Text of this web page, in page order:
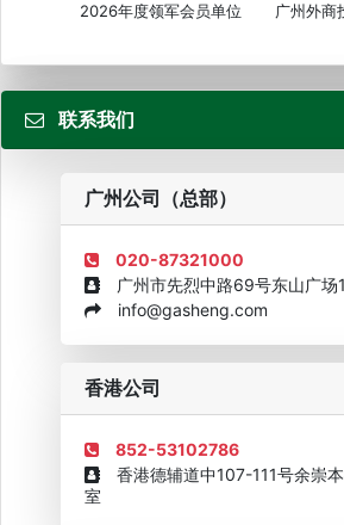
2026年度领军会员单位
广州外商
企业诚信AAAAA奖牌2015 欧美澳最
联系我们
广州公司（总部）
020-87321000
广州市先烈中路69号东山广场
info@gasheng.com
香港公司
852-53102786
香港德辅道中107-111号余崇
室